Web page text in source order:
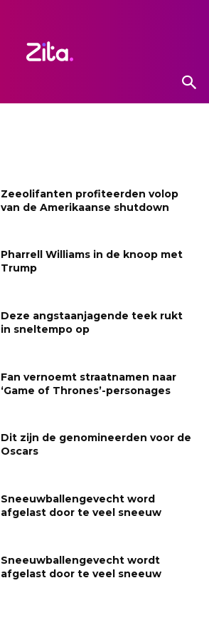
Zeeolifanten profiteerden volop
van de Amerikaanse shutdown
Pharrell Williams in de knoop met
Trump
Deze angstaanjagende teek rukt
in sneltempo op
Fan vernoemt straatnamen naar
‘Game of Thrones’-personages
Dit zijn de genomineerden voor de
Oscars
Sneeuwballengevecht word
afgelast door te veel sneeuw
Sneeuwballengevecht wordt
afgelast door te veel sneeuw